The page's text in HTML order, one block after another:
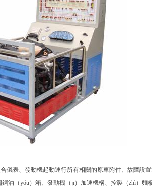
儀表、發動機起動運行所有相關的原車附件、故障設
油（yóu）箱、發動機（jī）加速機構、控製（zhì）麵